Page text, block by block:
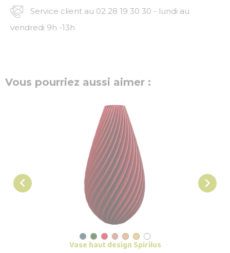
Service client au 02 28 19 30 30 - lundi au
vendredi 9h -13h
Vous pourriez aussi aimer :

Vase haut design Spirilus
